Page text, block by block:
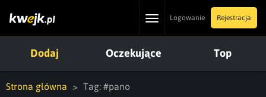
ToggleLogowanie Rejestracja
Dodaj Oczekujące Top
Strona główna Tag: #pano